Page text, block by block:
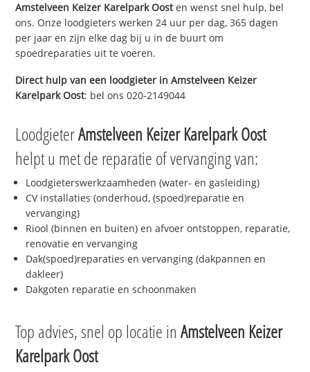
Amstelveen Keizer Karelpark Oosten wenst snel hulp, bel
ons. Onze loodgieters werken 24 uur per dag, 365 dagen
per jaar en zijn elke dag bij u in de buurt om
spoedreparaties uit te voeren.
Direct hulp van een loodgieter inAmstelveen Keizer
Karelpark Oost: bel ons 020-2149044
LoodgieterAmstelveen Keizer Karelpark Oost
helpt u met de reparatie of vervanging van:
Loodgieterswerkzaamheden (water- en gasleiding)
CV installaties (onderhoud, (spoed)reparatie en
vervanging)
Riool (binnen en buiten) en afvoer ontstoppen, reparatie,
renovatie en vervanging
Dak(spoed)reparaties en vervanging (dakpannen en
dakleer)
Dakgoten reparatie en schoonmaken
Top advies, snel op locatie inAmstelveen Keizer
Karelpark Oost